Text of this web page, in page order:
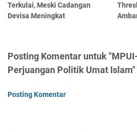
Terkulai, Meski Cadangan
Devisa Meningkat
Posting Komentar untuk
Perjuangan Politik Umat Islam"
Posting Komentar